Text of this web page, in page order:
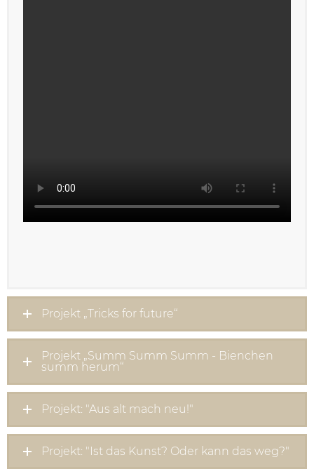
Projekt „Tricks for future“
Projekt „Summ Summ Summ - Bienchen
summ herum“
Projekt: "Aus alt mach neu!"
Projekt: "Ist das Kunst? Oder kann das weg?"